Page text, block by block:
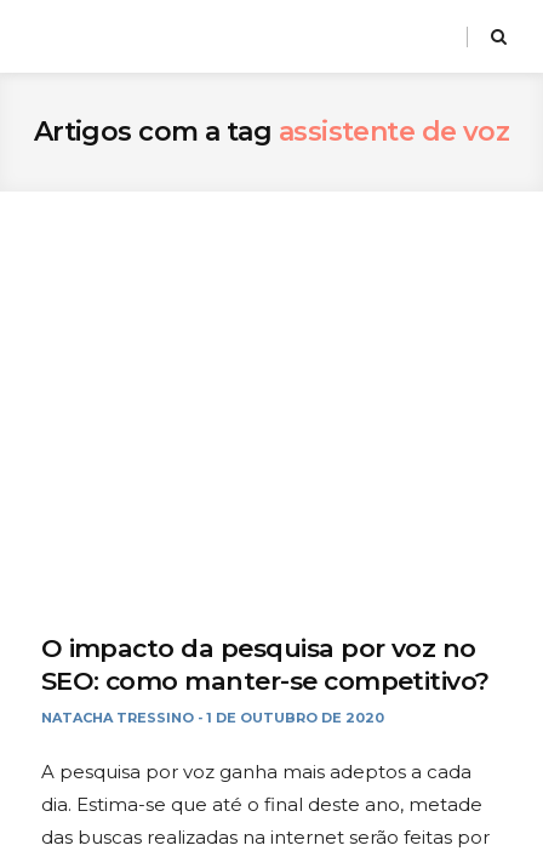
Artigos com a tag assistente de voz
O impacto da pesquisa por voz no
SEO: como manter-se competitivo?
NATACHA TRESSINO - 1 DE OUTUBRO DE 2020
A pesquisa por voz ganha mais adeptos a cada
dia. Estima-se que até o final deste ano, metade
das buscas realizadas na internet serão feitas por